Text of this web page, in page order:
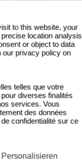
to this website, your
location analysis
or object to data
our privacy policy on
telles que votre
diverses finalités
services. Vous
des données
confidentialité sur ce
Personalisieren